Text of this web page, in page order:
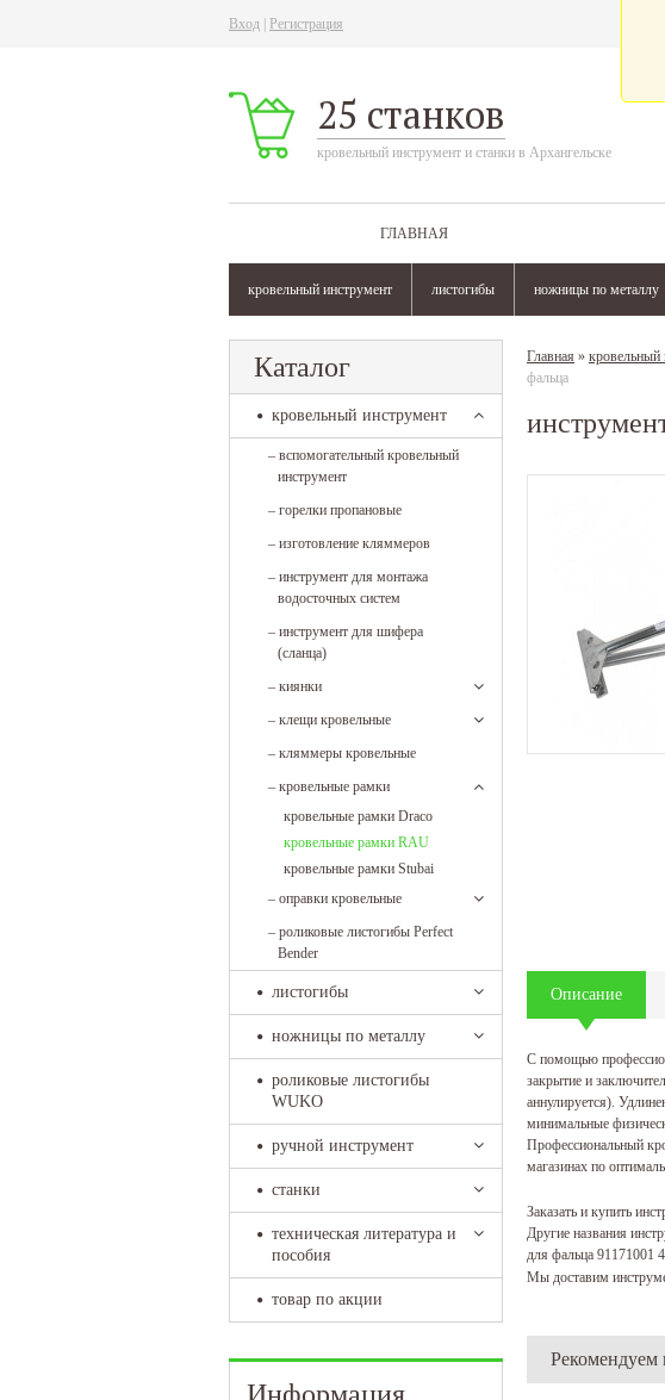
Вход Регистрация
25 станков
кровельный инструмент и станки в Архангельске
ГЛАВНАЯ
кровельный инструмент листогибы ножницы по металлу
Каталог
кровельный инструмент
– вспомогательный кровельный
инструмент
– горелки пропановые
– изготовление кляммеров
– инструмент для монтажа
водосточных систем
– инструмент для шифера
(сланца)
– киянки
– клещи кровельные
– кляммеры кровельные
– кровельные рамки
кровельные рамки Draco
кровельные рамки RAU
кровельные рамки Stubai
– оправки кровельные
– роликовые листогибы Perfect
Bender
листогибы
ножницы по металлу
роликовые листогибы
WUKO
ручной инструмент
станки
техническая литература и
пособия
товар по акции
Главная » кровельный
фальца
Описание
С помощью
закрытие и
аннулируется).
минимальные
Профессиональный
магазинах по
Заказать и купить
Другие названия
для фальца 91171001
Мы доставим
Рекомендуем